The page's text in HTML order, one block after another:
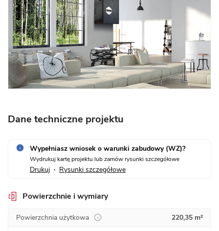
Dane techniczne projektu
Wypełniasz wniosek o warunki zabudowy (WZ)?
Wydrukuj kartę projektu lub zamów rysunki szczegółowe
Drukuj • Rysunki szczegółowe
Powierzchnie i wymiary
Powierzchnia użytkowa
220,35 m²